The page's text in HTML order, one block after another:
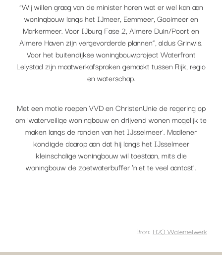
“Wij willen graag van de minister horen wat er wel kan aan
woningbouw langs het IJmeer, Eemmeer, Gooimeer en
Markermeer. Voor IJburg Fase 2, Almere Duin/Poort en
Almere Haven zijn vergevorderde plannen”, aldus Grinwis.
Voor het buitendijkse woningbouwproject Waterfront
Lelystad zijn maatwerkafspraken gemaakt tussen Rijk, regio
en waterschap.
Met een motie roepen VVD en ChristenUnie de regering op
om 'waterveilige woningbouw en drijvend wonen mogelijk te
maken langs de randen van het IJsselmeer'. Madlener
kondigde daarop aan dat hij langs het IJsselmeer
kleinschalige woningbouw wil toestaan, mits die
woningbouw de zoetwaterbuffer 'niet te veel aantast'.
Bron: H2O Waternetwerk